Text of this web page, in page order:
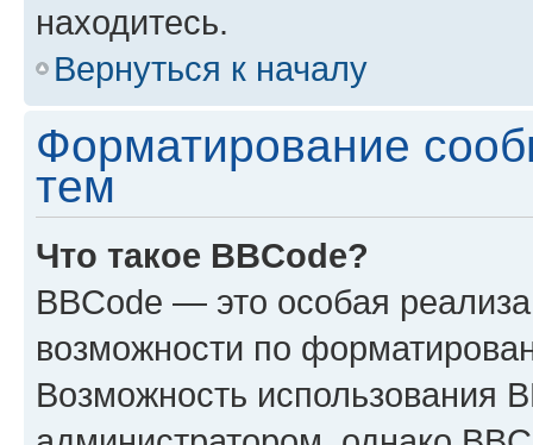
находитесь.
Вернуться к началу
Форматирование
тем
Что такое BBCode?
BBCode — это особая
возможности по
Возможность использования